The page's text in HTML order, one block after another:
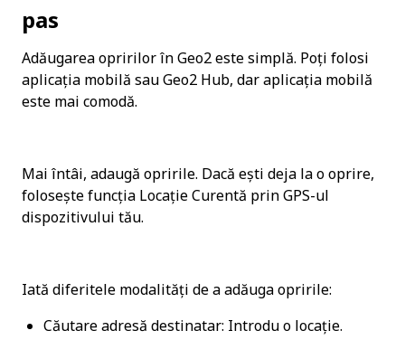
pas
Adăugarea opririlor în Geo2 este simplă. Poți folosi
aplicația mobilă sau Geo2 Hub, dar aplicația mobilă
este mai comodă.
Mai întâi, adaugă opririle. Dacă ești deja la o oprire,
folosește funcția Locație Curentă prin GPS-ul
dispozitivului tău.
Iată diferitele modalități de a adăuga opririle:
Căutare adresă destinatar: Introdu o locație.